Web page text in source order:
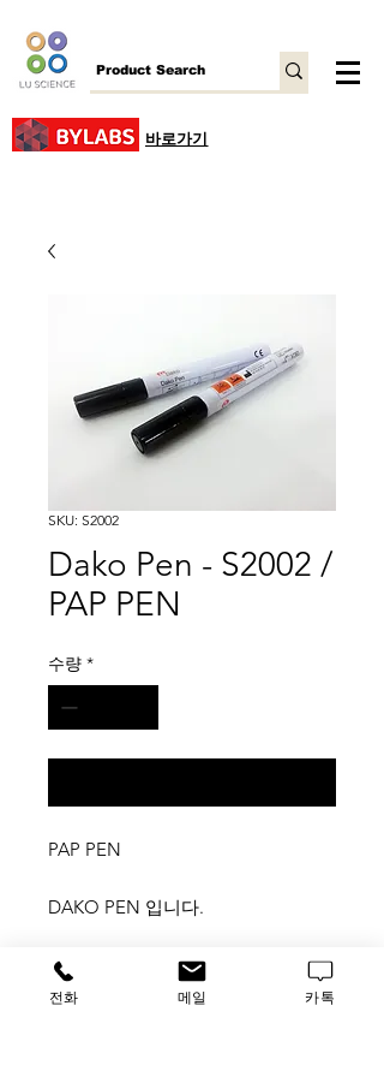
바로가기
SKU: S2002
Dako Pen - S2002 /
PAP PEN
수량 *
PAP PEN
DAKO PEN 입니다.
국내단종되었습니다.
전화 메일 카톡